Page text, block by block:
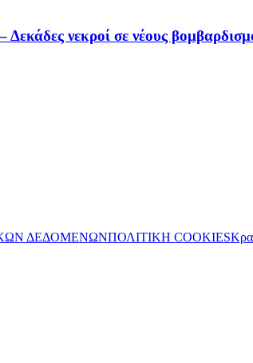
Δεκάδες νεκροί σε νέους
ΔΕΔΟΜΕΝΩΝΠΟΛΙΤΙΚΗ COOKIES